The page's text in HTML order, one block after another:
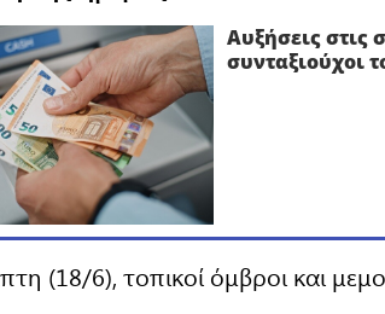
Αυξήσεις στις
συνταξιούχοι
(18/6), τοπικοί όμβροι και